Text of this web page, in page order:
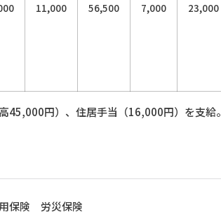
11,000 56,500 7,000 23,000
45,000円）、住居手当（16,000円）を支給。
保険 労災保険